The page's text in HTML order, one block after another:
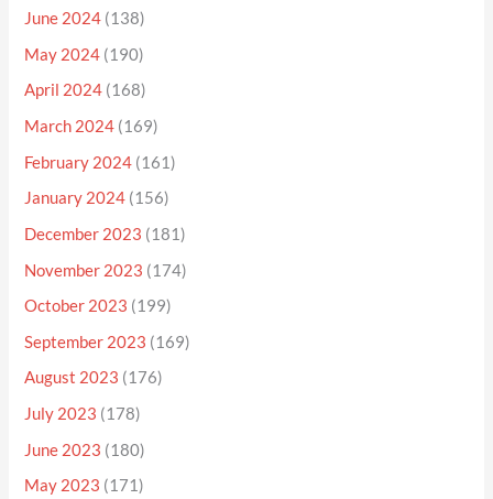
June 2024 (138)
May 2024 (190)
April 2024 (168)
March 2024 (169)
February 2024 (161)
January 2024 (156)
December 2023 (181)
November 2023 (174)
October 2023 (199)
September 2023 (169)
August 2023 (176)
July 2023 (178)
June 2023 (180)
May 2023 (171)